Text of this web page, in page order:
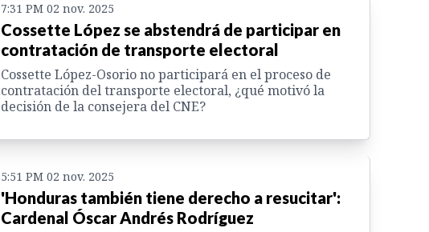
7:31 PM 02 nov. 2025
Cossette López se abstendrá de participar en
contratación de transporte electoral
Cossette López-Osorio no participará en el proceso de
contratación del transporte electoral, ¿qué motivó la
decisión de la consejera del CNE?
5:51 PM 02 nov. 2025
'Honduras también tiene derecho a resucitar':
Cardenal Óscar Andrés Rodríguez